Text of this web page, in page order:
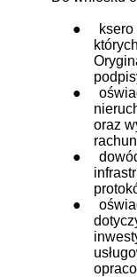
●
●
oraz
●
●